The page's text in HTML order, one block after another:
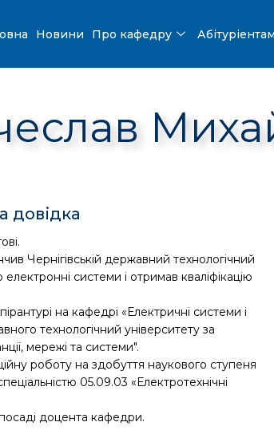
Новини Про кафедру Абітуріентам
довідка
Чернігівській державний технологічний
електронні системи і отримав кваліфікацію
на кафедрі «Електричні системи і
технологічний університету за
мережі та системи".
роботу на здобуття наукового ступеня
05.09.03 «Електротехнічні
доцента кафедри.